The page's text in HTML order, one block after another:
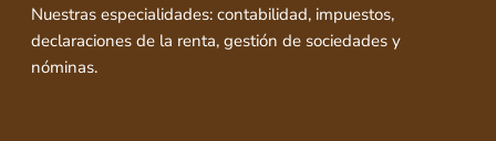
Nuestras especialidades: contabilidad, impuestos,
declaraciones de la renta, gestión de sociedades y
nóminas.